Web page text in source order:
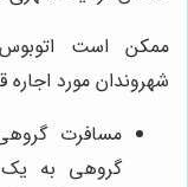
ممکن است
شهروندان مورد اجاره
مسافرت
گروهی به